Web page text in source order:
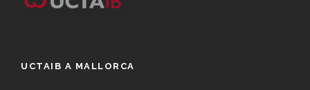
UCTAIB A MALLORCA